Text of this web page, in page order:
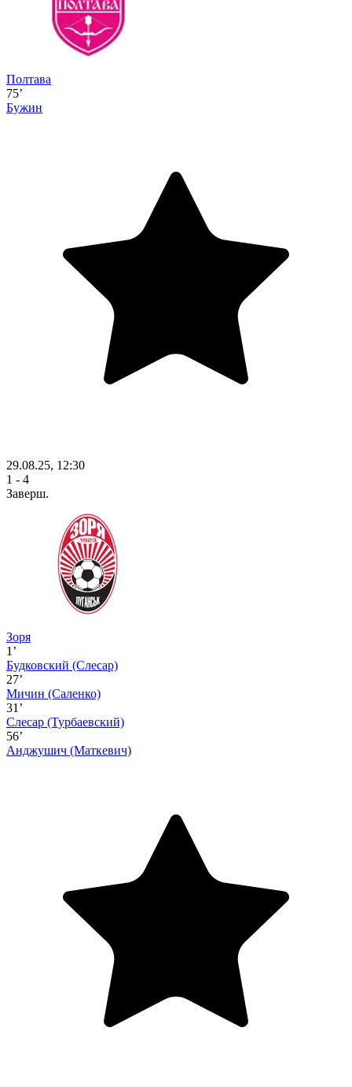
Полтава
75’
Бужин
29.08.25, 12:30
1 - 4
Заверш.
Зоря
1’
Будковский (Слесар)
27’
Мичин (Саленко)
31’
Слесар (Турбаевский)
56’
Анджушич (Маткевич)